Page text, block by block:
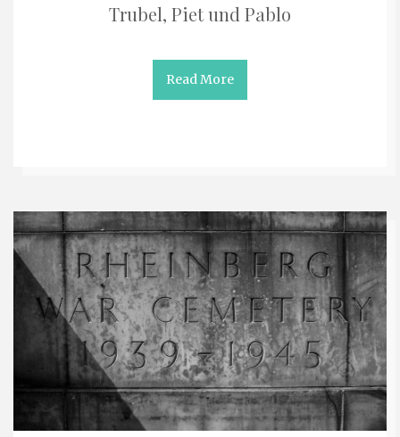
Trubel, Piet und Pablo
Read More